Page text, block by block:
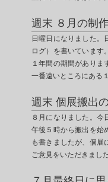
週末 ８月の制
日曜日になりました。
ログ）を書いています
１年間の期間がありま
一番遠いところにある
週末 個展搬出
８月になりました。今
午後５時から搬出を始
も書きましたが、個展
ご意見をいただきまし